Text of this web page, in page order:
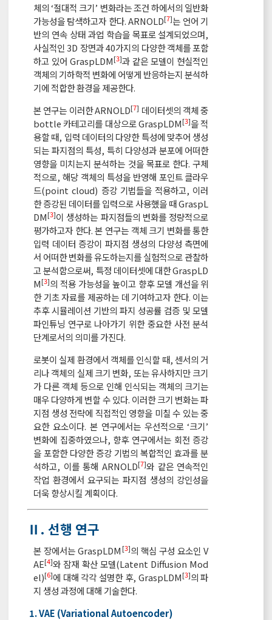
체의 ‘절대적 크기’ 변화라는 조건 하에서의 일반화
가능성을 탐색하고자 한다. ARNOLD[7]는 언어 기
반의 연속 상태 과업 학습을 목표로 설계되었으며,
사실적인 3D 장면과 40가지의 다양한 객체를 포함
하고 있어 GraspLDM[3]과 같은 모델이 현실적인
객체의 기하학적 변화에 어떻게 반응하는지 분석하
기에 적합한 환경을 제공한다.
본 연구는 이러한 ARNOLD[7] 데이터셋의 객체 중
bottle 카테고리를 대상으로 GraspLDM[3]을 적
용할 때, 입력 데이터의 다양한 특성에 맞추어 생성
되는 파지점의 특성, 특히 다양성과 분포에 어떠한
영향을 미치는지 분석하는 것을 목표로 한다. 구체
적으로, 해당 객체의 특성을 반영해 포인트 클라우
드(point cloud) 증강 기법들을 적용하고, 이러
한 증강된 데이터를 입력으로 사용했을 때 GraspL
DM[3]이 생성하는 파지점들의 변화를 정량적으로
평가하고자 한다. 본 연구는 객체 크기 변화를 통한
입력 데이터 증강이 파지점 생성의 다양성 측면에
서 어떠한 변화를 유도하는지를 실험적으로 관찰하
고 분석함으로써, 특정 데이터셋에 대한 GraspLD
M[3]의 적용 가능성을 높이고 향후 모델 개선을 위
한 기초 자료를 제공하는 데 기여하고자 한다. 이는
추후 시뮬레이션 기반의 파지 성공률 검증 및 모델
파인튜닝 연구로 나아가기 위한 중요한 사전 분석
단계로서의 의미를 가진다.
로봇이 실제 환경에서 객체를 인식할 때, 센서의 거
리나 객체의 실제 크기 변화, 또는 유사하지만 크기
가 다른 객체 등으로 인해 인식되는 객체의 크기는
매우 다양하게 변할 수 있다. 이러한 크기 변화는 파
지점 생성 전략에 직접적인 영향을 미칠 수 있는 중
요한 요소이다. 본 연구에서는 우선적으로 ‘크기’
변화에 집중하였으나, 향후 연구에서는 회전 증강
을 포함한 다양한 증강 기법의 복합적인 효과를 분
석하고, 이를 통해 ARNOLD[7]와 같은 연속적인
작업 환경에서 요구되는 파지점 생성의 강인성을
더욱 향상시킬 계획이다.
Ⅱ. 선행 연구
본 장에서는 GraspLDM [3]의 핵심 구성 요소인 V
AE[4]와 잠재 확산 모델(Latent Diffusion Mod
el)[6]에 대해 각각 설명한 후, GraspLDM[3]의 파
지 생성 과정에 대해 기술한다.
1. VAE (Variational Autoencoder)